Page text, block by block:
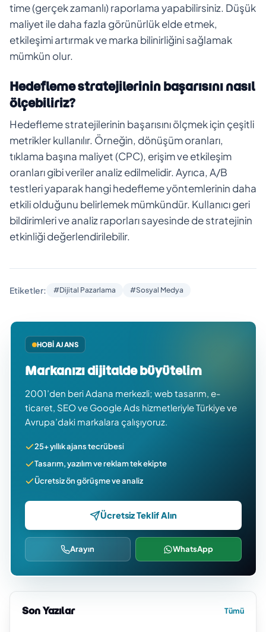
time (gerçek zamanlı) raporlama yapabilirsiniz. Düşük
maliyet ile daha fazla görünürlük elde etmek,
etkileşimi artırmak ve marka bilinirliğini sağlamak
mümkün olur.
Hedefleme stratejilerinin başarısını nasıl
ölçebiliriz?
Hedefleme stratejilerinin başarısını ölçmek için çeşitli
metrikler kullanılır. Örneğin, dönüşüm oranları,
tıklama başına maliyet (CPC), erişim ve etkileşim
oranları gibi veriler analiz edilmelidir. Ayrıca, A/B
testleri yaparak hangi hedefleme yöntemlerinin daha
etkili olduğunu belirlemek mümkündür. Kullanıcı geri
bildirimleri ve analiz raporları sayesinde de stratejinin
etkinliği değerlendirilebilir.
Etiketler: #Dijital Pazarlama #Sosyal Medya
HOBI AJANS
Markanızı dijitalde büyütelim
2001’den beri Adana merkezli; web tasarım, e-
ticaret, SEO ve Google Ads hizmetleriyle Türkiye ve
Avrupa’daki markalara çalışıyoruz.
25+ yıllık ajans tecrübesi
Tasarım, yazılım ve reklam tek ekipte
Ücretsiz ön görüşme ve analiz
Ücretsiz Teklif Alın
Arayın WhatsApp
Son Yazılar Tümü